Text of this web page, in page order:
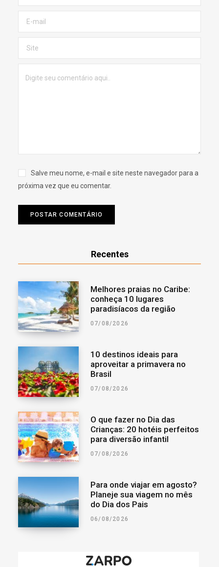
Salve meu nome, e-mail e site neste navegador para a
próxima vez que eu comentar.
Recentes
Melhores praias no Caribe:
conheça 10 lugares
paradisíacos da região
07/08/2026
10 destinos ideais para
aproveitar a primavera no
Brasil
07/08/2026
O que fazer no Dia das
Crianças: 20 hotéis perfeitos
para diversão infantil
07/08/2026
Para onde viajar em agosto?
Planeje sua viagem no mês
do Dia dos Pais
06/08/2026